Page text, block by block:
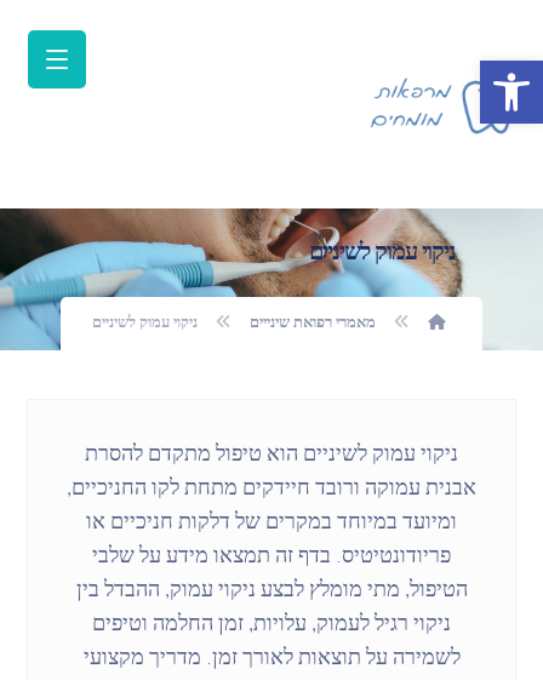
פתח סרגל נגישות
ניקוי עמוק לשיניים
מאמרי רפואת שינייים ניקוי עמוק לשיניים
ניקוי עמוק לשיניים הוא טיפול מתקדם להסרת
אבנית עמוקה ורובד חיידקים מתחת לקו החניכיים,
ומיועד במיוחד במקרים של דלקות חניכיים או
פריודונטיטיס. בדף זה תמצאו מידע על שלבי
הטיפול, מתי מומלץ לבצע ניקוי עמוק, ההבדל בין
ניקוי רגיל לעמוק, עלויות, זמן החלמה וטיפים
לשמירה על תוצאות לאורך זמן. מדריך מקצועי